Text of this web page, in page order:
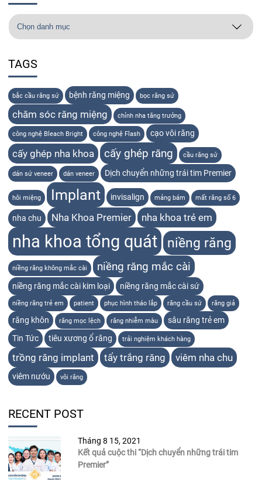
TAGS
bắc cầu răng sứ bệnh răng miệng bọc răng sứ
chăm sóc răng miệng chỉnh nha tăng trưởng
công nghệ Bleach Bright công nghệ Flash cạo vôi răng
cấy ghép nha khoa cấy ghép răng cầu răng sứ
dán sứ veneer dán veneer Dịch chuyển những trái tim Premier
hôi miệng Implant invisalign mảng bám mất răng số 6
nha chu Nha Khoa Premier nha khoa trẻ em
nha khoa tổng quát niềng răng
niềng răng không mắc cài niềng răng mắc cài
niềng răng mắc cài kim loại niềng răng mắc cài sứ
niềng răng trẻ em patient phục hình tháo lắp răng cầu sứ răng giả
răng khôn răng mọc lệch răng nhiễm màu
sâu răng trẻ em
Tin Tức
tiêu xương ổ răng trải nghiệm khách hàng
trồng răng implant tẩy trắng răng viêm nha chu
viêm nướu vôi răng
RECENT POST
Tháng 8 15, 2021
Kết quả cuộc thi “Dịch chuyển những trái tim
Premier”